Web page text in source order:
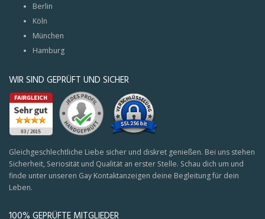
Berlin
Köln
München
Hamburg
WIR SIND GEPRÜFT UND SICHER
Gleichgeschlechtliche Liebe sicher und diskret genießen. Bei uns stehen
Sicherheit, Seriosität und Qualität an erster Stelle. Schau dich um und
finde unter unseren Gay Kontaktanzeigen deine Begleitung für dein
Leben.